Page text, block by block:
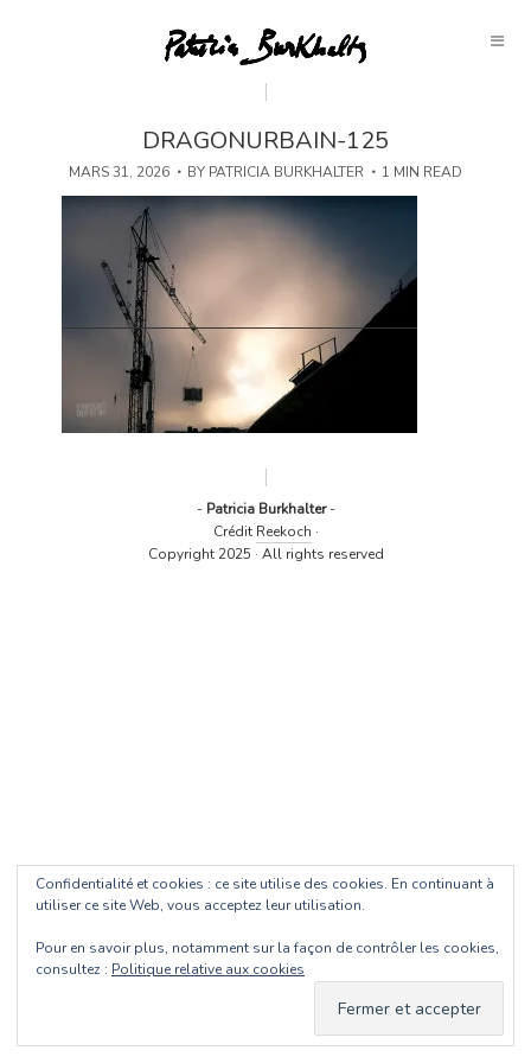
DRAGONURBAIN-125
MARS 31, 2026 BY PATRICIA BURKHALTER 1 MIN READ
- Patricia Burkhalter-
Crédit Reekoch ·
Copyright 2025 · All rights reserved
Confidentialité et cookies : ce site utilise des cookies. En continuant à
utiliser ce site Web, vous acceptez leur utilisation.
Pour en savoir plus, notamment sur la façon de contrôler les cookies,
consultez : Politique relative aux cookies